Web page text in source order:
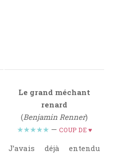
Le grand méchant
renard
(Benjamin Renner)
★★★★★ — COUP DE ♥
J’avais déjà entendu